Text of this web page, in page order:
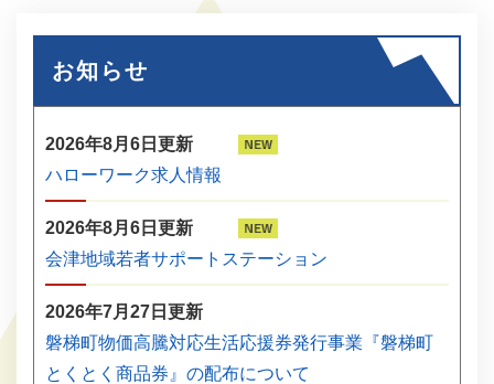
お知らせ
2026年8月6日更新
ハローワーク求人情報
2026年8月6日更新
会津地域若者サポートステーション
2026年7月27日更新
磐梯町物価高騰対応生活応援券発行事業『磐梯町
とくとく商品券』の配布について